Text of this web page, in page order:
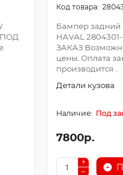
ПОД
Бампер задний
HAVAL
ЗАКАЗ
цены. Оплата
производится ..
Детали кузова
Под
7800р.